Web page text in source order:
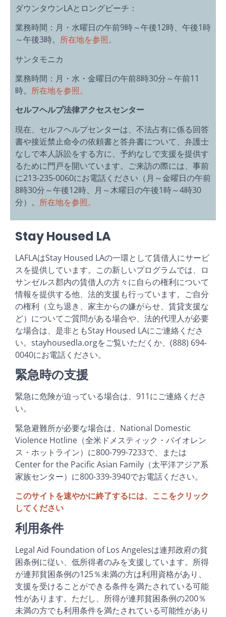
ダウンタウンLAとロングビーチ：
業務時間：月・水曜日の午前9時～午後12時、午後1時
～午後3時。 所在地を参照。
サンタモニカ
業務時間：月・水・金曜日の午前8時30分～午前11
時。 所在地を参照。
セルフヘルプ法律アクセスセンター
現在、セルフヘルプセンターは、不法占有に係る回答
書や接近禁止命令の依頼書と答弁書について、弁護士
なしで本人訴訟をする方に、予約なしで支援を提供す
るために門戸を開いています。ご来訪の際には、事前
に213-235-0060にお電話ください（月～金曜日の午前
8時30分～午後12時、月～木曜日の午後1時～4時30
分）。 所在地を参照。
Stay Housed LA
LAFLAはStay Housed LAの一環として賃借人にサービ
スを提供しています。この新しいプログラムでは、ロ
サンゼルス郡内の賃借人の方々に自らの権利について
情報を提供する他、法的支援も行っています。ご自分
の権利（立ち退き、家主からの嫌がらせ、賃貸支援な
ど）についてご質問がある場合や、法的代理人が必要
な場合は、是非ともStay Housed LAにご連絡くださ
い。stayhousedla.orgをご覧いただくか、(888) 694-
0040にお電話ください。
緊急時の支援
緊急に危険が迫っている場合は、911にご連絡くださ
い。
緊急避難所が必要な場合は、National Domestic
Violence Hotline（全米ドメスティック・バイオレン
ス・ホットライン）に800-799-7233で、または
Center for the Pacific Asian Family（太平洋アジア系
家族センター）に800-339-3940でお電話ください。
このサイトを速やかに終了するには、ここをクリック
してください
利用条件
Legal Aid Foundation of Los Angelesは連邦政府の貧
困条例に従い、低所得者のみを支援しています。所得
が連邦貧困条例の125％未満の方は利用資格があり、
支援を受けることができる条件を満たされている可能
性があります。ただし、所得が連邦貧困条例の200％
未満の方でも利用条件を満たされている可能性があり